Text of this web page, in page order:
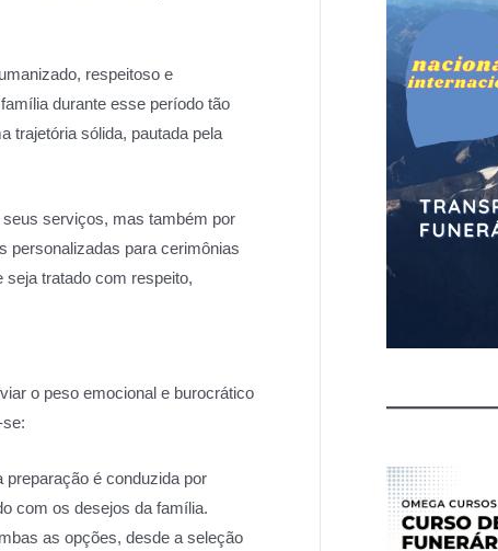
respeitoso e
durante esse período tão
trajetória sólida, pautada pela
seus serviços, mas também por
personalizadas para cerimônias
tratado com respeito,
o peso emocional e burocrático
é conduzida por
com os desejos da família.
as opções, desde a seleção